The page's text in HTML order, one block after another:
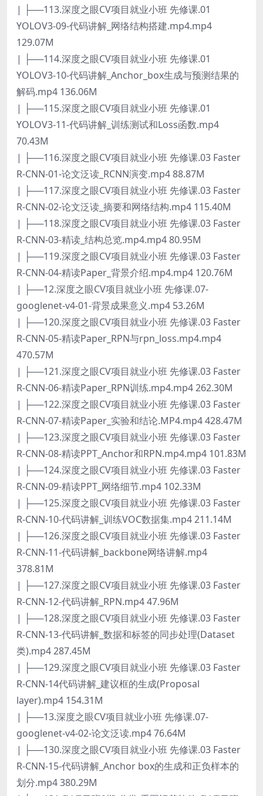
| ├──113.深度之眼CV项目就业小班 先修课.01
YOLOV3-09-代码讲解_网络结构搭建.mp4.mp4
129.07M
| ├──114.深度之眼CV项目就业小班 先修课.01
YOLOV3-10-代码讲解_Anchor_box生成与预测结果的
解码.mp4 136.06M
| ├──115.深度之眼CV项目就业小班 先修课.01
YOLOV3-11-代码讲解_训练测试和Loss函数.mp4
70.43M
| ├──116.深度之眼CV项目就业小班 先修课.03 Faster
R-CNN-01-论文泛读_RCNN演变.mp4 88.87M
| ├──117.深度之眼CV项目就业小班 先修课.03 Faster
R-CNN-02-论文泛读_摘要和网络结构.mp4 115.40M
| ├──118.深度之眼CV项目就业小班 先修课.03 Faster
R-CNN-03-精读_结构总览.mp4.mp4 80.95M
| ├──119.深度之眼CV项目就业小班 先修课.03 Faster
R-CNN-04-精读Paper_背景介绍.mp4.mp4 120.76M
| ├──12.深度之眼CV项目就业小班 先修课.07-
googlenet-v4-01-背景成果意义.mp4 53.26M
| ├──120.深度之眼CV项目就业小班 先修课.03 Faster
R-CNN-05-精读Paper_RPN与rpn_loss.mp4.mp4
470.57M
| ├──121.深度之眼CV项目就业小班 先修课.03 Faster
R-CNN-06-精读Paper_RPN训练.mp4.mp4 262.30M
| ├──122.深度之眼CV项目就业小班 先修课.03 Faster
R-CNN-07-精读Paper_实验和结论.MP4.mp4 428.47M
| ├──123.深度之眼CV项目就业小班 先修课.03 Faster
R-CNN-08-精读PPT_Anchor和RPN.mp4.mp4 101.83M
| ├──124.深度之眼CV项目就业小班 先修课.03 Faster
R-CNN-09-精读PPT_网络细节.mp4 102.33M
| ├──125.深度之眼CV项目就业小班 先修课.03 Faster
R-CNN-10-代码讲解_训练VOC数据集.mp4 211.14M
| ├──126.深度之眼CV项目就业小班 先修课.03 Faster
R-CNN-11-代码讲解_backbone网络讲解.mp4
378.81M
| ├──127.深度之眼CV项目就业小班 先修课.03 Faster
R-CNN-12-代码讲解_RPN.mp4 47.96M
| ├──128.深度之眼CV项目就业小班 先修课.03 Faster
R-CNN-13-代码讲解_数据和标签的同步处理(Dataset
类).mp4 287.45M
| ├──129.深度之眼CV项目就业小班 先修课.03 Faster
R-CNN-14代码讲解_建议框的生成(Proposal
layer).mp4 154.31M
| ├──13.深度之眼CV项目就业小班 先修课.07-
googlenet-v4-02-论文泛读.mp4 76.64M
| ├──130.深度之眼CV项目就业小班 先修课.03 Faster
R-CNN-15-代码讲解_Anchor box的生成和正负样本的
划分.mp4 380.29M